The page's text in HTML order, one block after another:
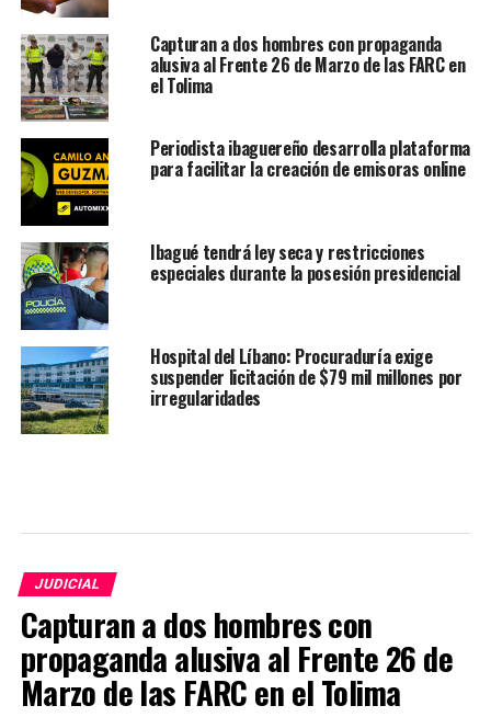
Capturan a dos hombres con propaganda
alusiva al Frente 26 de Marzo de las FARC en
el Tolima
Periodista ibaguereño desarrolla plataforma
para facilitar la creación de emisoras online
Ibagué tendrá ley seca y restricciones
especiales durante la posesión presidencial
Hospital del Líbano: Procuraduría exige
suspender licitación de $79 mil millones por
irregularidades
JUDICIAL
Capturan a dos hombres con
propaganda alusiva al Frente 26 de
Marzo de las FARC en el Tolima